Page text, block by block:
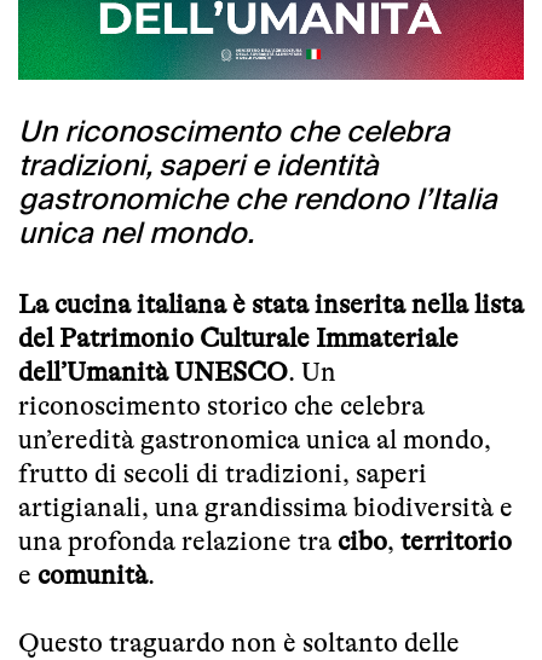
Un riconoscimento che celebra
tradizioni, saperi e identità
gastronomiche che rendono l’Italia
unica nel mondo.
La cucina italiana è stata inserita nella lista
del Patrimonio Culturale Immateriale
dell’Umanità UNESCO. Un
riconoscimento storico che celebra
un’eredità gastronomica unica al mondo,
frutto di secoli di tradizioni, saperi
artigianali, una grandissima biodiversità e
una profonda relazione tra cibo, territorio
e comunità.
Questo traguardo non è soltanto delle